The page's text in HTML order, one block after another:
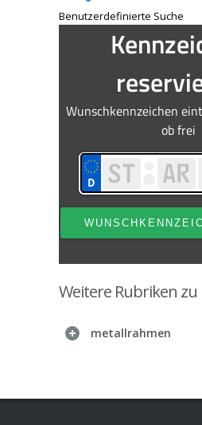
Benutzerdefinierte Suche
Weitere Rubriken zu
metallrahmen